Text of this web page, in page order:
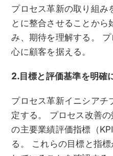
プロセス革新の取り組み
とに整合させることか
み、期待を理解する。
心に顧客を据える。
2.目標と評価基準を明確
プロセス革新イニシアチ
定する。 プロセス改善
の主要業績評価指標（
る。 これらの目標と指